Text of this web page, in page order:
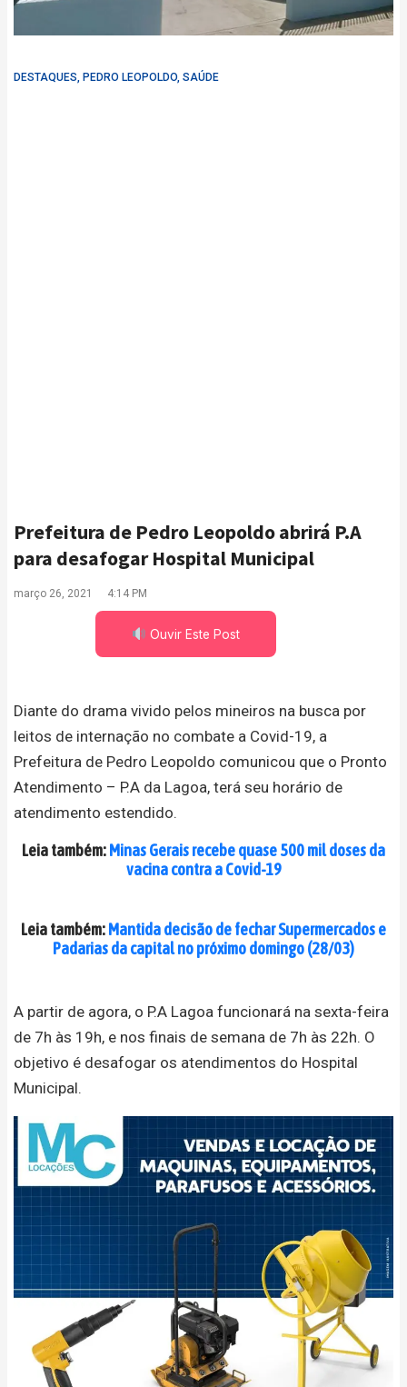
DESTAQUES, PEDRO LEOPOLDO, SAÚDE
Prefeitura de Pedro Leopoldo abrirá P.A
para desafogar Hospital Municipal
março 26, 2021 4:14 PM
Ouvir Este Post
Diante do drama vivido pelos mineiros na busca por
leitos de internação no combate a Covid-19, a
Prefeitura de Pedro Leopoldo comunicou que o Pronto
Atendimento – P.A da Lagoa, terá seu horário de
atendimento estendido.
Leia também:Minas Gerais recebe quase 500 mil doses da
vacina contra a Covid-19
Leia também:Mantida decisão de fechar Supermercados e
Padarias da capital no próximo domingo (28/03)
A partir de agora, o P.A Lagoa funcionará na sexta-feira
de 7h às 19h, e nos finais de semana de 7h às 22h. O
objetivo é desafogar os atendimentos do Hospital
Municipal.